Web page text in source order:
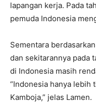
lapangan kerja. Pada
pemuda Indonesia
Sementara
dan sekitarannya pada
di Indonesia masih
“Indonesia hanya lebih
Kamboja,” jelas Lamen.